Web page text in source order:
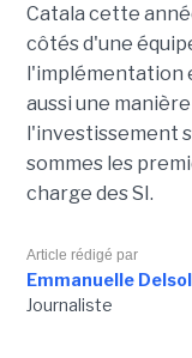
Catala cette
côtés d'une
l'implémentation
aussi une
l'investissement
sommes les
charge des SI.
Article rédigé par
Emmanuelle Delsol
Journaliste